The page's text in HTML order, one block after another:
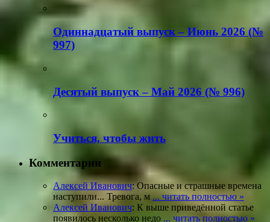
Одиннадцатый выпуск – Июнь 2026 (№
997)
Деcятый выпуск – Май 2026 (№ 996)
Учиться, чтобы жить
Комментарии
Алексей Иванович: Опасные и страшные времена
наступили... Тревога, м... читать полностью »
Алексей Иванович: К выше приведённой статье
появилось несколько недо ... читать полностью »